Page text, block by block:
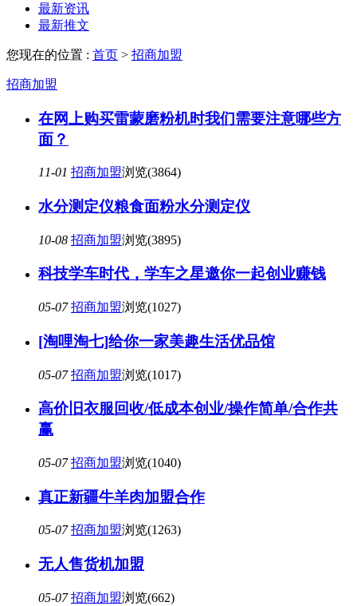
最新资讯
最新推文
您现在的位置 : 首页 > 招商加盟
招商加盟
在网上购买雷蒙磨粉机时我们需要注意哪些方
面？
11-01 招商加盟浏览(3864)
水分测定仪粮食面粉水分测定仪
10-08 招商加盟浏览(3895)
科技学车时代，学车之星邀你一起创业赚钱
05-07 招商加盟浏览(1027)
[淘哩淘七]给你一家美趣生活优品馆
05-07 招商加盟浏览(1017)
高价旧衣服回收/低成本创业/操作简单/合作共
赢
05-07 招商加盟浏览(1040)
真正新疆牛羊肉加盟合作
05-07 招商加盟浏览(1263)
无人售货机加盟
05-07 招商加盟浏览(662)